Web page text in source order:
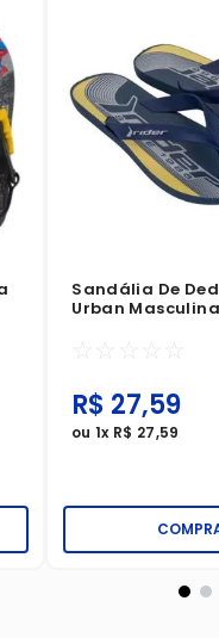
Sandália De
Urban Masculina
☆ ☆ ☆ ☆ ☆
R$ 27,59
ou1x R$ 27,59